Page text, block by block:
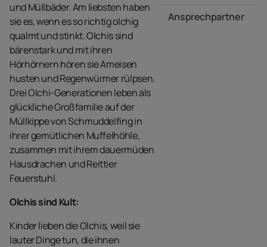
und Müllbäder. Am liebsten haben
sie es, wenn es so richtig olchig
qualmt und stinkt. Olchis sind
bärenstark und mit ihren
Hörhörnern hören sie Ameisen
husten und Regenwürmer rülpsen.
Drei Olchi-Generationen leben als
glückliche Großfamilie auf der
Müllkippe von Schmuddelfing in
ihrer gemütlichen Muffelhöhle,
zusammen mit ihrem dauermüden
Hausdrachen und Reittier
Feuerstuhl.
Olchis sind Kult:
Kinder lieben die Olchis, weil sie
lauter Dinge tun, die ihnen
Ansprechpartner